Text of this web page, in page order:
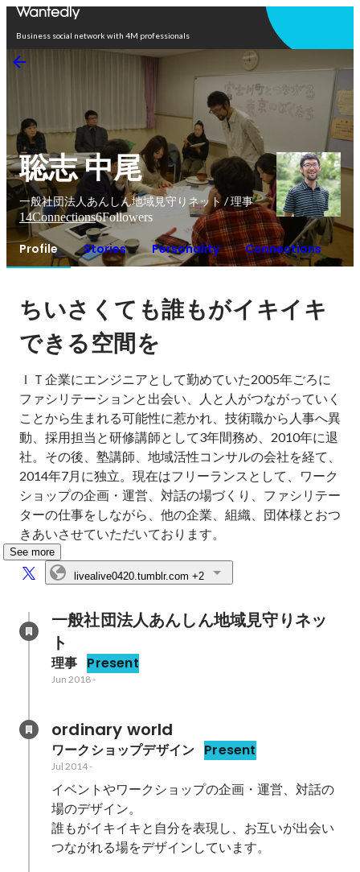
Business social network with 4M professionals
聡志 中尾
一般社団法人あんしん地域見守りネット / 理事
14Connections6Followers
Profile Stories Personality Connections
ちいさくても誰もがイキイキ
できる空間を
ＩＴ企業にエンジニアとして勤めていた2005年ごろに
ファシリテーションと出会い、人と人がつながっていく
ことから生まれる可能性に惹かれ、技術職から人事へ異
動、採用担当と研修講師として3年間務め、2010年に退
社。その後、塾講師、地域活性コンサルの会社を経て、
2014年7月に独立。現在はフリーランスとして、ワーク
ショップの企画・運営、対話の場づくり、ファシリテー
ターの仕事をしながら、他の企業、組織、団体様とおつ
きあいさせていただいております。
See more
livealive0420.tumblr.com +2
一般社団法人あんしん地域見守りネッ
ト
理事 Present
Jun 2018-
ordinary world
ワークショップデザイン Present
Jul 2014-
イベントやワークショップの企画・運営、対話の
場のデザイン。
誰もがイキイキと自分を表現し、お互いが出会い
つながれる場をデザインしています。